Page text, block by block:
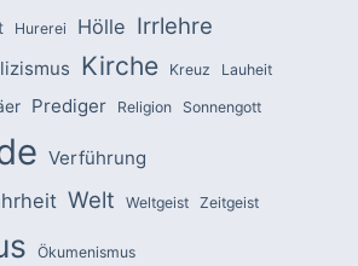
Hurerei Hölle Irrlehre
Kirche Kreuz Lauheit
Prediger Religion Sonnengott
Verführung
Welt Weltgeist Zeitgeist
Ökumenismus